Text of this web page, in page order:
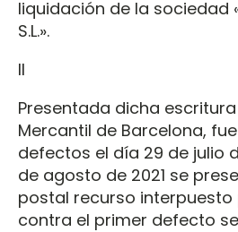
liquidación de la sociedad
S.L.».
II
Presentada dicha
Mercantil de Barcelona,
defectos el día 29 de julio
de agosto de 2021 se
postal recurso interpuesto
contra el primer defecto